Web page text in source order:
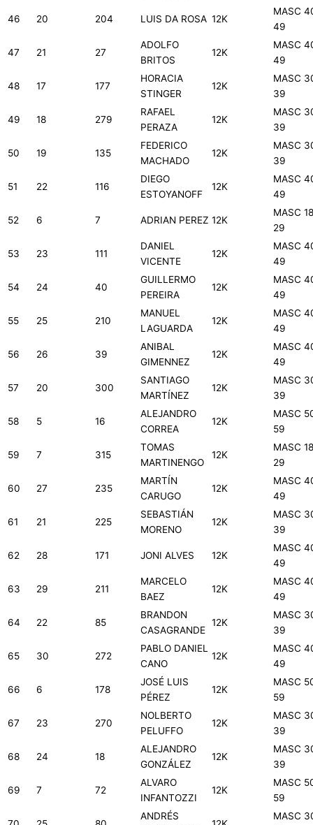
46 20 204 LUIS DA ROSA 12K
MASC
49
47 21 27
ADOLFO
BRITOS
12K
MASC
49
48 17 177
HORACIA
STINGER
12K
MASC
39
49 18 279
RAFAEL
PERAZA
12K
MASC
39
50 19 135
FEDERICO
MACHADO
12K
MASC
39
51 22 116
DIEGO
ESTOYANOFF
12K
MASC
49
52 6 7 ADRIAN PEREZ 12K
MASC
29
53 23 111
DANIEL
VICENTE
12K
MASC
49
54 24 40
GUILLERMO
PEREIRA
12K
MASC
49
55 25 210
MANUEL
LAGUARDA
12K
MASC
49
56 26 39
ANIBAL
GIMENNEZ
12K
MASC
49
57 20 300
SANTIAGO
MARTÍNEZ
12K
MASC
39
58 5 16
ALEJANDRO
CORREA
12K
MASC
59
59 7 315
TOMAS
MARTINENGO
12K
MASC
29
60 27 235
MARTÍN
CARUGO
12K
MASC
49
61 21 225
SEBASTIÁN
MORENO
12K
MASC
39
62 28 171 JONI ALVES 12K
MASC
49
63 29 211
MARCELO
BAEZ
12K
MASC
49
64 22 85
BRANDON
CASAGRANDE
12K
MASC
39
65 30 272
PABLO DANIEL
CANO
12K
MASC
49
66 6 178
JOSÉ LUIS
PÉREZ
12K
MASC
59
67 23 270
NOLBERTO
PELUFFO
12K
MASC
39
68 24 18
ALEJANDRO
GONZÁLEZ
12K
MASC
39
69 7 72
ALVARO
INFANTOZZI
12K
MASC
59
ANDRÉS
MASC